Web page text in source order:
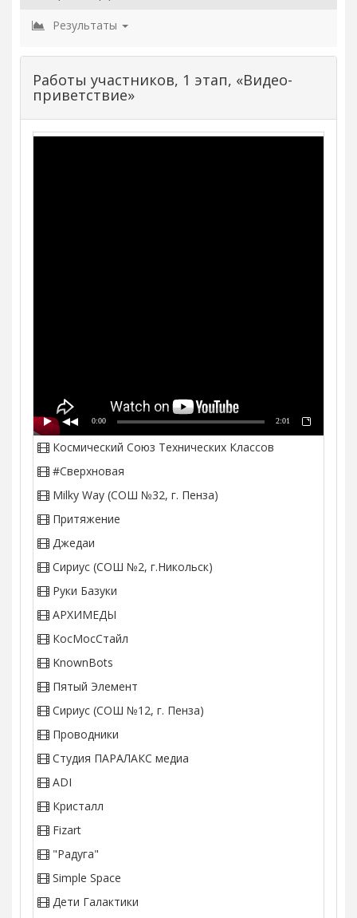
Результаты
Работы участников, 1 этап, «Видео-
приветствие»
0:00 2:01
Космический Союз Технических Классов
#Сверхновая
Milky Way (СОШ №32, г. Пенза)
Притяжение
Джедаи
Сириус (СОШ №2, г.Никольск)
Руки Базуки
АРХИМЕДЫ
КосМосСтайл
KnownBots
Пятый Элемент
Сириус (СОШ №12, г. Пенза)
Проводники
Студия ПАРАЛАКС медиа
ADI
Кристалл
Fizart
"Радуга"
Simple Space
Дети Галактики